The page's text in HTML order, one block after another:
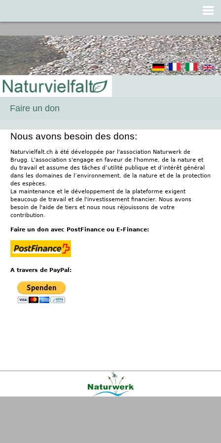
Faire un don
Nous avons besoin des dons:
Naturvielfalt.ch à été développée par l'association Naturwerk de
Brugg. L'association s'engage en faveur de l'homme, de la nature et
du travail et assume des tâches d’utilité publique et d’intérêt général
dans les domaines de l’environnement, de la nature et de la protection
des espèces.
La maintenance et le développement de la plateforme exigent
beaucoup de travail et de l'investissement financier. Nous avons
besoin de l'aide de tiers et nous nous réjouissons de votre
contribution.
Faire un don avec PostFinance ou E-Finance:
A travers de PayPal:
|AGB|